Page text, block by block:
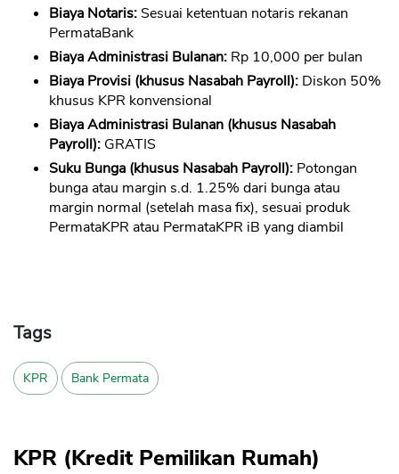
Biaya Notaris: Sesuai ketentuan notaris rekanan
PermataBank
Biaya Administrasi Bulanan: Rp 10,000 per bulan
Biaya Provisi (khusus Nasabah Payroll): Diskon 50%
khusus KPR konvensional
Biaya Administrasi Bulanan (khusus Nasabah
Payroll): GRATIS
Suku Bunga (khusus Nasabah Payroll): Potongan
bunga atau margin s.d. 1.25% dari bunga atau
margin normal (setelah masa fix), sesuai produk
PermataKPR atau PermataKPR iB yang diambil
Tags
KPR Bank Permata
KPR (Kredit Pemilikan Rumah)